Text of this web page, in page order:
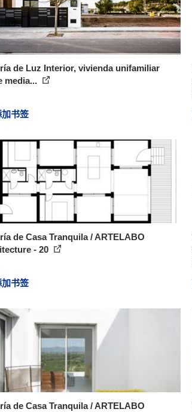
de Luz Interior, vivienda unifamiliar
media...
加书签
de Casa Tranquila / ARTELABO
- 20
加书签
de Casa Tranquila / ARTELABO